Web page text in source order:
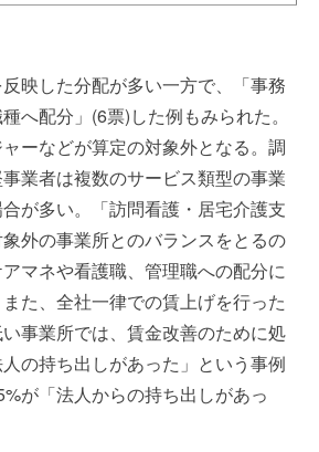
映した分配が多い一方で、「事務
へ配分」 (6票)した例もみられた。
ーなどが算定の対象外となる。調
業者は複数のサービス類型の事業
が多い。「訪問看護・居宅介護支
外の事業所とのバランスをとるの
マネや看護職、管理職への配分に
た、全社一律での賃上げを行った
事業所では、賃金改善のために処
の持ち出しがあった」という事例
が「法人からの持ち出しがあっ